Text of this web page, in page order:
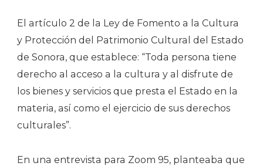
El artículo 2 de la Ley de Fomento a la Cultura
y Protección del Patrimonio Cultural del Estado
de Sonora, que establece: “Toda persona tiene
derecho al acceso a la cultura y al disfrute de
los bienes y servicios que presta el Estado en la
materia, así como el ejercicio de sus derechos
culturales”.
En una entrevista para Zoom 95, planteaba que